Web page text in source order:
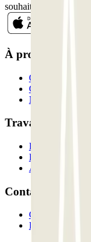
souhaitez dans la
À propos de
Qui sommes-
Comment ça
Nos parkings
Travaillons
Professionnels
Fournisseur de
Affiliés
Contact
Contactez-nous
FAQ